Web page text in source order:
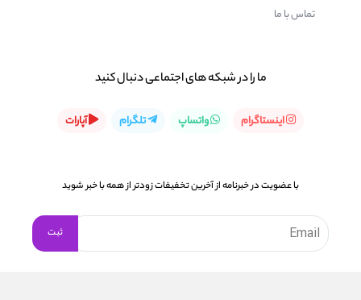
تماس با ما
ما را در شبكه های اجتماعی دنبال کنید
اینستاگرام واتساپ تلگرام آپارات
با عضویت در خبرنامه از آخرین تخفیفات زودتر از همه با خبر شوید